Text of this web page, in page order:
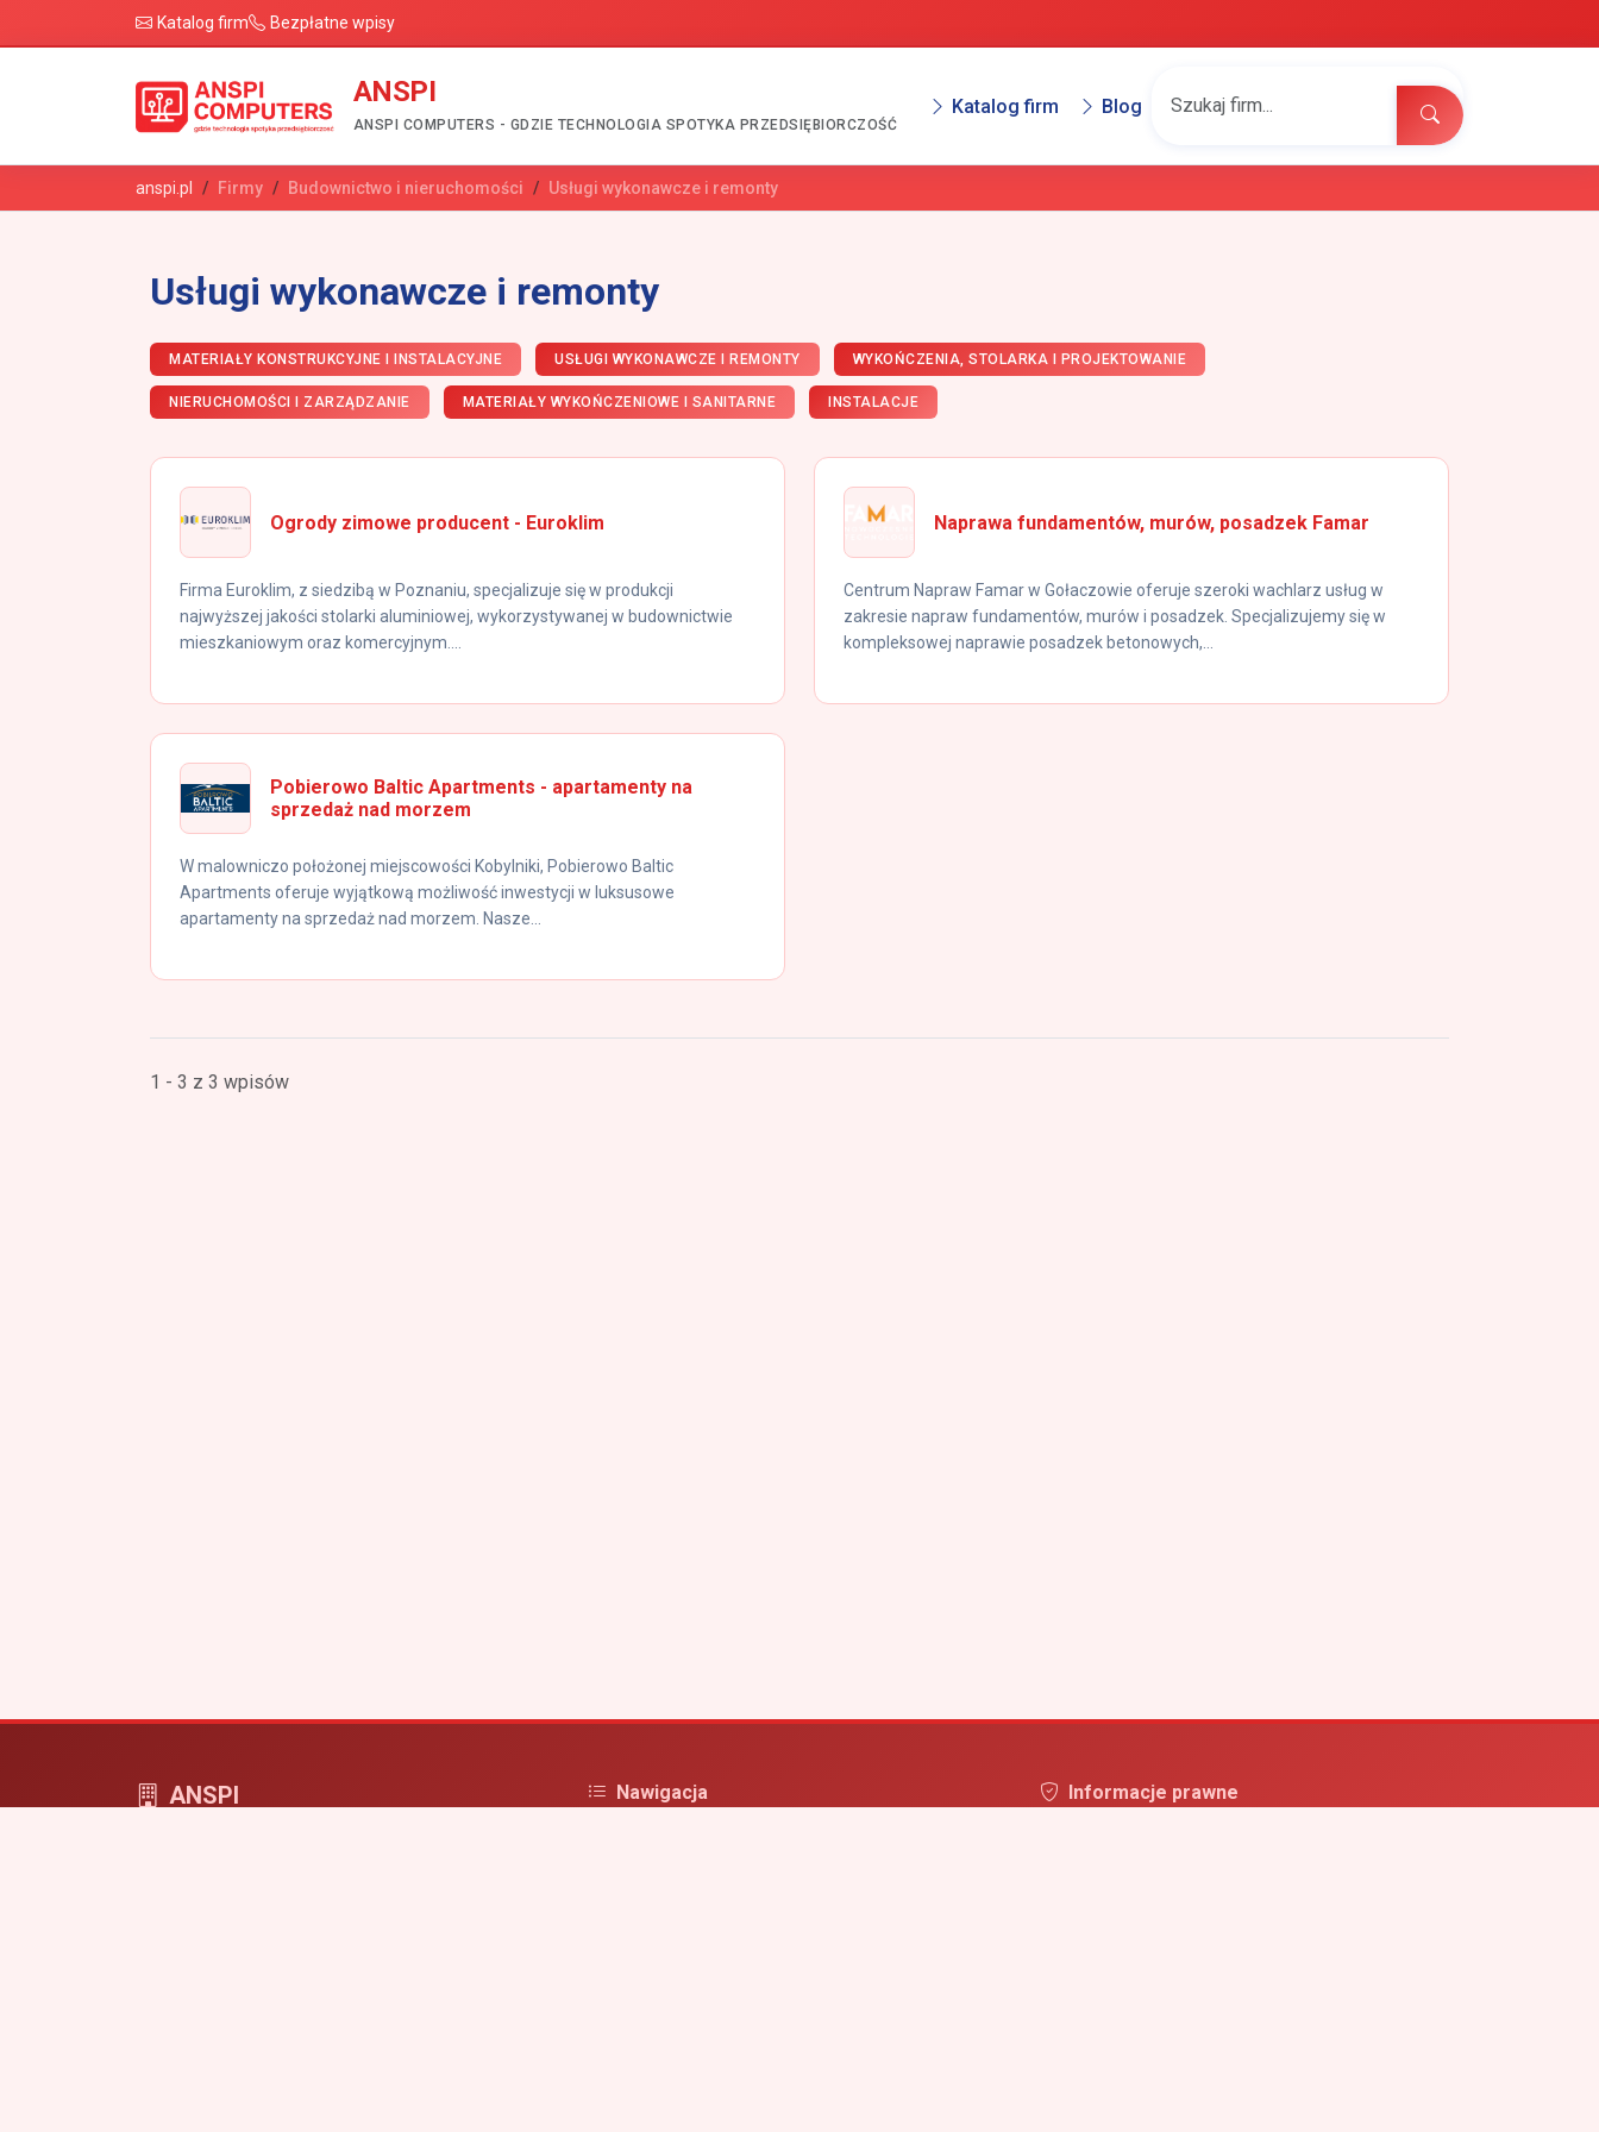
Katalog firm Bezpłatne wpisy
ANSPI
ANSPI COMPUTERS - GDZIE TECHNOLOGIA SPOTYKA PRZEDSIĘBIORCZOŚĆ
Katalog firm Blog
anspi.pl Firmy Budownictwo i nieruchomości Usługi wykonawcze i remonty
Usługi wykonawcze i remonty
MATERIAŁY KONSTRUKCYJNE I INSTALACYJNE USŁUGI WYKONAWCZE I REMONTY WYKOŃCZENIA, STOLARKA I PROJEKTOWANIE
NIERUCHOMOŚCI I ZARZĄDZANIE MATERIAŁY WYKOŃCZENIOWE I SANITARNE INSTALACJE
Ogrody zimowe producent - Euroklim
Firma Euroklim, z siedzibą w Poznaniu, specjalizuje się w produkcji
najwyższej jakości stolarki aluminiowej, wykorzystywanej w budownictwie
mieszkaniowym oraz komercyjnym....
Naprawa fundamentów, murów, posadzek Famar
Centrum Napraw Famar w Gołaczowie oferuje szeroki wachlarz usług w
zakresie napraw fundamentów, murów i posadzek. Specjalizujemy się w
kompleksowej naprawie posadzek betonowych,...
Pobierowo Baltic Apartments - apartamenty na
sprzedaż nad morzem
W malowniczo położonej miejscowości Kobylniki, Pobierowo Baltic
Apartments oferuje wyjątkową możliwość inwestycji w luksusowe
apartamenty na sprzedaż nad morzem. Nasze...
1 - 3 z 3 wpisów
ANSPI Nawigacja Informacje prawne